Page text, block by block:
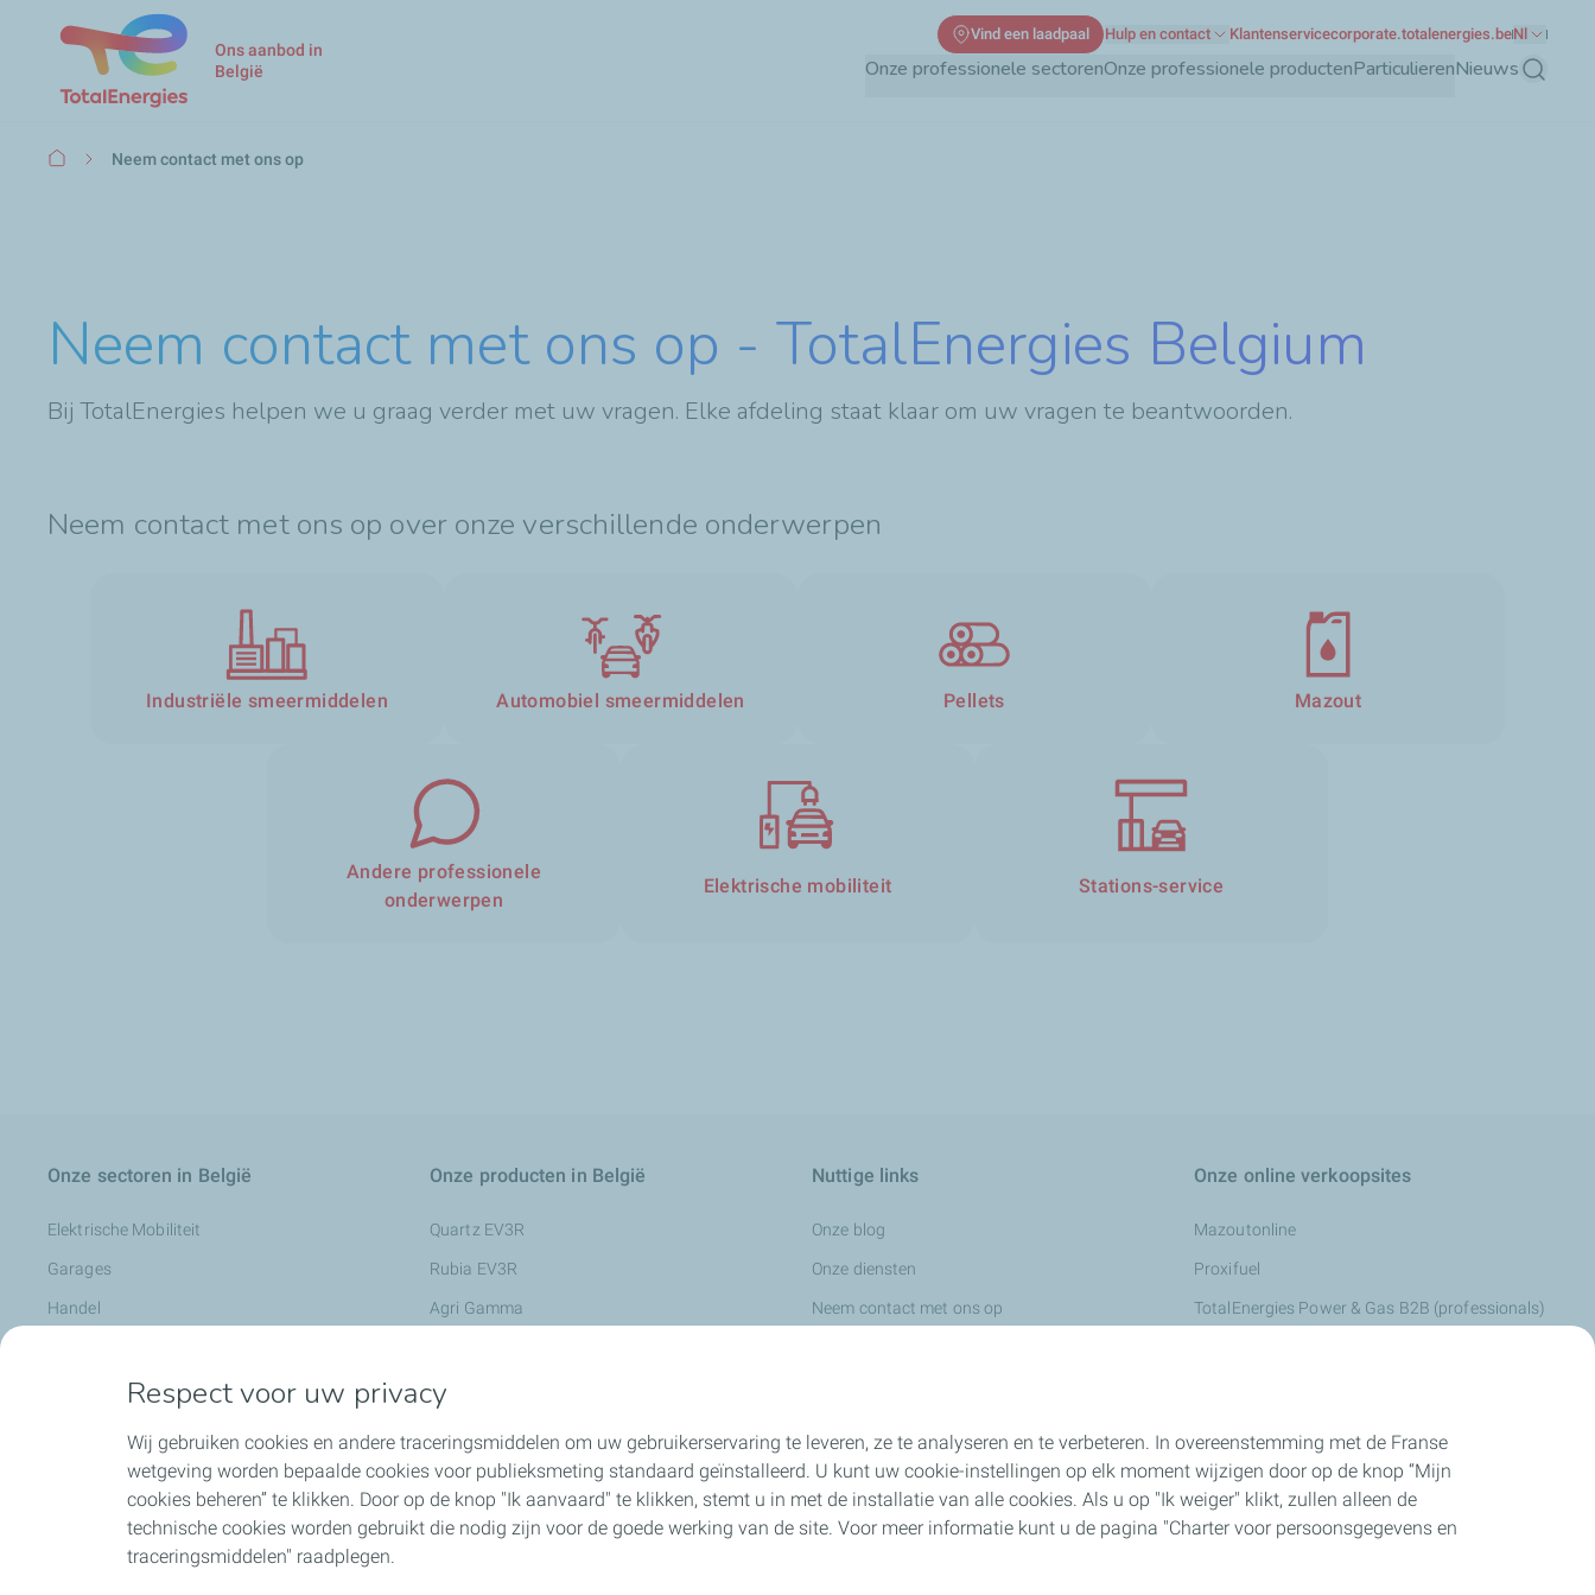
Ons aanbod in
België
Onze professionele sectorenOnze professionele productenParticulierenNieuws Zoeken
Vind een laadpaal Hulp en contact Klantenservicecorporate.totalenergies.beNl
KruimelpadNeem contact met ons op
Neem contact met ons op - TotalEnergies Belgium
Bij TotalEnergies helpen we u graag verder met uw vragen. Elke afdeling staat klaar om uw vragen te beantwoorden.
Neem contact met ons op over onze verschillende onderwerpen
Industriële smeermiddelen Automobiel smeermiddelen Pellets Mazout
Andere professionele
onderwerpen
Elektrische mobiliteit Stations-service
Onze sectoren in België
Elektrische Mobiliteit
Garages
Handel
Transports
Vastgoedbeheerder
Onze producten in België
Quartz EV3R
Rubia EV3R
Agri Gamma
Nevastane
Preslia
Smeermiddelen voor de chemische industrie
Charge+ Business
Nuttige links
Onze blog
Onze diensten
Neem contact met ons op
Onze online verkoopsites
Mazoutonline
Proxifuel
TotalEnergies Power & Gas B2B (professionals)
Respect voor uw privacy
Wij gebruiken cookies en andere traceringsmiddelen om uw gebruikerservaring te leveren, ze te analyseren en te verbeteren. In overeenstemming met de Franse
wetgeving worden bepaalde cookies voor publieksmeting standaard geïnstalleerd. U kunt uw cookie-instellingen op elk moment wijzigen door op de knop “Mijn
cookies beheren” te klikken. Door op de knop "Ik aanvaard" te klikken, stemt u in met de installatie van alle cookies. Als u op "Ik weiger" klikt, zullen alleen de
technische cookies worden gebruikt die nodig zijn voor de goede werking van de site. Voor meer informatie kunt u de pagina "Charter voor persoonsgegevens en
traceringsmiddelen" raadplegen.